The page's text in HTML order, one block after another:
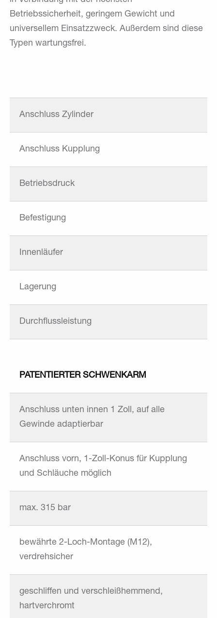
Betriebssicherheit, geringem Gewicht und
universellem Einsatzzweck. Außerdem sind diese
Typen wartungsfrei.
Anschluss Zylinder
Anschluss Kupplung
Betriebsdruck
Befestigung
Innenläufer
Lagerung
Durchflussleistung
PATENTIERTER SCHWENKARM
Anschluss unten innen 1 Zoll, auf alle
Gewinde adaptierbar
Anschluss vorn, 1-Zoll-Konus für Kupplung
und Schläuche möglich
max. 315 bar
bewährte 2-Loch-Montage (M12),
verdrehsicher
geschliffen und verschleißhemmend,
hartverchromt